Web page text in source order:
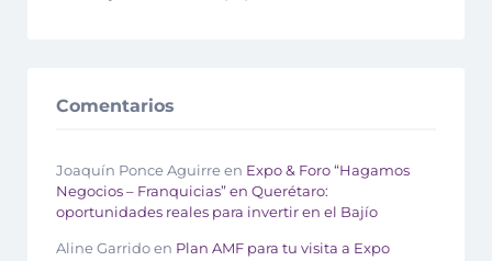
Comentarios
Joaquín Ponce Aguirreen Expo & Foro “Hagamos
Negocios – Franquicias” en Querétaro:
oportunidades reales para invertir en el Bajío
Aline Garridoen Plan AMF para tu visita a Expo